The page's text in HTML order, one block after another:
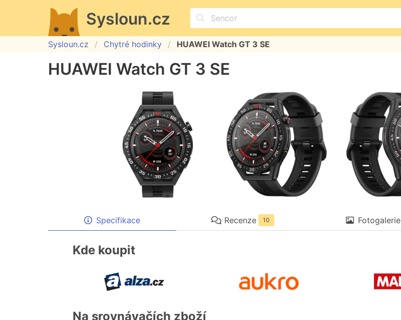
Sysloun.cz
Sysloun.cz Chytré hodinky HUAWEI Watch GT 3 SE
HUAWEI Watch GT 3 SE
Specifikace Recenze 10 Fotogalerie
Kde koupit
Na srovnávačích zboží